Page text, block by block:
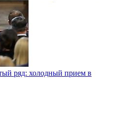
ряд: холодный прием в